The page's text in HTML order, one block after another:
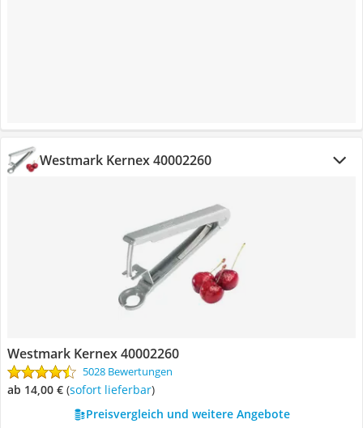
Westmark Kernex 40002260
Westmark Kernex 40002260
5028 Bewertungen
ab 14,00 € ( Sofort lieferbar)
Preisvergleich und weitere Angebote